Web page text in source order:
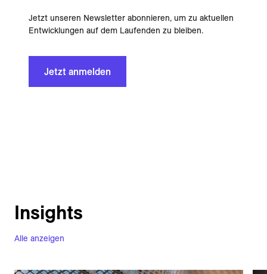
Jetzt unseren Newsletter abonnieren, um zu aktuellen
Entwicklungen auf dem Laufenden zu bleiben.
Jetzt anmelden
Alle anzeigen
Insights